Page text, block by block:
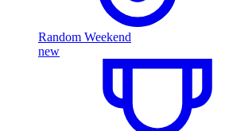
Random Weekend
new